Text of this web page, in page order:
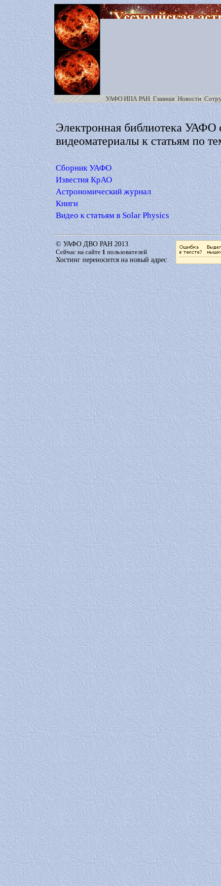
УАФО ИПА РАН Главная Новости
Электронная библиотека УАФО
видеоматериалы к статьям по
Сборник УАФО
Известия КрАО
Астрономический журнал
Книги
Видео к статьям в Solar Physics
© УАФО ДВО РАН 2013
Сейчас на сайте1пользователей
Хостинг переносится на новый адрес